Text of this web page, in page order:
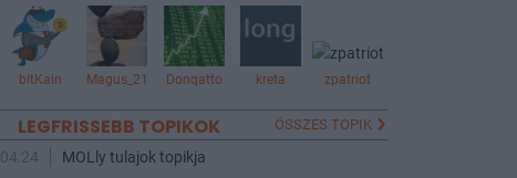
bitKain Magus_21 Donqatto kreta zpatriot
LEGFRISSEBB TOPIKOK ÖSSZES TOPIK
04:24
MOLly tulajok topikja